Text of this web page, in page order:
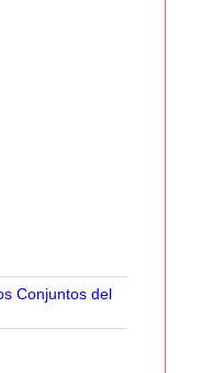
Conjuntos del